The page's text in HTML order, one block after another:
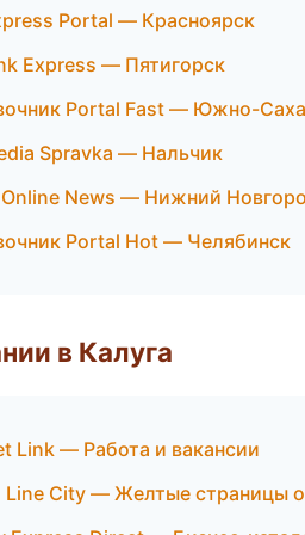
Portal — Красноярск
Express — Пятигорск
Portal Fast — Южно-
Spravka — Нальчик
News — Нижний
Portal Hot — Челябинск
в Калуга
Link — Работа и вакансии
Line City — Желтые страницы